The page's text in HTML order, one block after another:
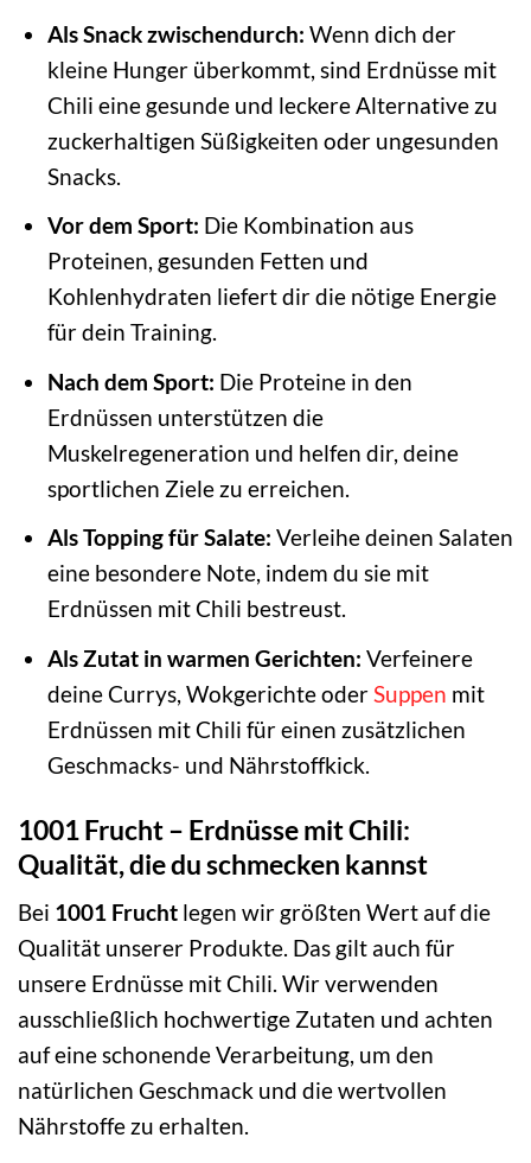
Als Snack zwischendurch: Wenn dich der
kleine Hunger überkommt, sind Erdnüsse mit
Chili eine gesunde und leckere Alternative zu
zuckerhaltigen Süßigkeiten oder ungesunden
Snacks.
Vor dem Sport: Die Kombination aus
Proteinen, gesunden Fetten und
Kohlenhydraten liefert dir die nötige Energie
für dein Training.
Nach dem Sport: Die Proteine in den
Erdnüssen unterstützen die
Muskelregeneration und helfen dir, deine
sportlichen Ziele zu erreichen.
Als Topping für Salate: Verleihe deinen Salaten
eine besondere Note, indem du sie mit
Erdnüssen mit Chili bestreust.
Als Zutat in warmen Gerichten: Verfeinere
deine Currys, Wokgerichte oderSuppen mit
Erdnüssen mit Chili für einen zusätzlichen
Geschmacks- und Nährstoffkick.
1001 Frucht – Erdnüsse mit Chili:
Qualität, die du schmecken kannst
Bei 1001 Frucht legen wir größten Wert auf die
Qualität unserer Produkte. Das gilt auch für
unsere Erdnüsse mit Chili. Wir verwenden
ausschließlich hochwertige Zutaten und achten
auf eine schonende Verarbeitung, um den
natürlichen Geschmack und die wertvollen
Nährstoffe zu erhalten.